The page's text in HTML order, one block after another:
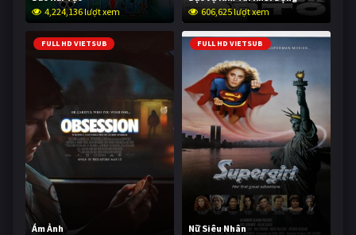
4,224,136 lượt xem
606,625 lượt xem
FULL HD VIETSUB
Ám Ảnh
FULL HD VIETSUB
Nữ Siêu Nhân